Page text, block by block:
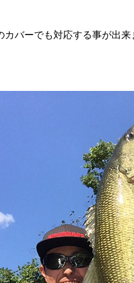
バーでも対応する事が出